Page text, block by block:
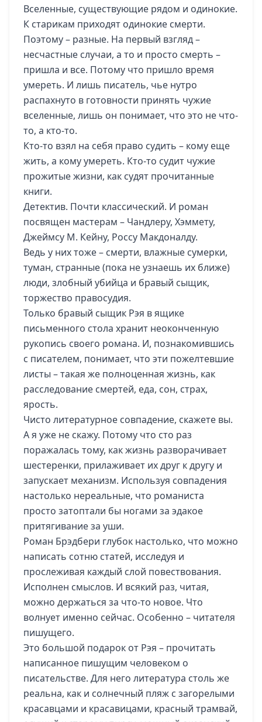
Вселенные, существующие рядом и одинокие.
К старикам приходят одинокие смерти.
Поэтому – разные. На первый взгляд –
несчастные случаи, а то и просто смерть –
пришла и все. Потому что пришло время
умереть. И лишь писатель, чье нутро
распахнуто в готовности принять чужие
вселенные, лишь он понимает, что это не что-
то, а кто-то.
Кто-то взял на себя право судить – кому еще
жить, а кому умереть. Кто-то судит чужие
прожитые жизни, как судят прочитанные
книги.
Детектив. Почти классический. И роман
посвящен мастерам – Чандлеру, Хэммету,
Джеймсу М. Кейну, Россу Макдоналду.
Ведь у них тоже – смерти, влажные сумерки,
туман, странные (пока не узнаешь их ближе)
люди, злобный убийца и бравый сыщик,
торжество правосудия.
Только бравый сыщик Рэя в ящике
письменного стола хранит неоконченную
рукопись своего романа. И, познакомившись
с писателем, понимает, что эти пожелтевшие
листы – такая же полноценная жизнь, как
расследование смертей, еда, сон, страх,
ярость.
Чисто литературное совпадение, скажете вы.
А я уже не скажу. Потому что сто раз
поражалась тому, как жизнь разворачивает
шестеренки, прилаживает их друг к другу и
запускает механизм. Используя совпадения
настолько нереальные, что романиста
просто затоптали бы ногами за эдакое
притягивание за уши.
Роман Брэдбери глубок настолько, что можно
написать сотню статей, исследуя и
прослеживая каждый слой повествования.
Исполнен смыслов. И всякий раз, читая,
можно держаться за что-то новое. Что
волнует именно сейчас. Особенно – читателя
пишущего.
Это большой подарок от Рэя – прочитать
написанное пишущим человеком о
писательстве. Для него литература столь же
реальна, как и солнечный пляж с загорелыми
красавцами и красавицами, красный трамвай,